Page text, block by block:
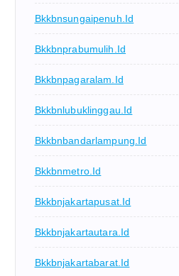
Bkkbnsungaipenuh.id
Bkkbnprabumulih.id
Bkkbnpagaralam.id
Bkkbnlubuklinggau.id
Bkkbnbandarlampung.id
Bkkbnmetro.id
Bkkbnjakartapusat.id
Bkkbnjakartautara.id
Bkkbnjakartabarat.id